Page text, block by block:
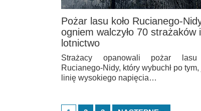
Pożar lasu koło Rucianego-
ogniem walczyło 70 strażaków i
lotnictwo
Strażacy opanowali pożar lasu
Rucianego-Nidy, który wybuchł po tym,
linię wysokiego napięcia…